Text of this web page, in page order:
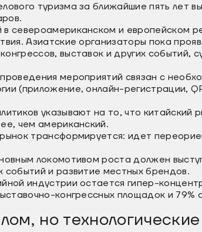
туризма за ближайшие пять лет
североамериканском и европейском
Азиатские организаторы пока
выставок и других событий,
мероприятий связан с
(приложение, онлайн-регистрации,
указывают на то, что китайский
чем американский.
рынок трансформируется: идет
локомотивом роста должен
событий и развитие местных брендов.
индустрии остается гипер-
конгрессных площадок и 79%
но